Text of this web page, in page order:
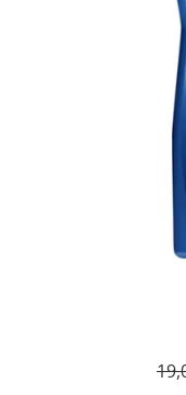
Detergent Pudra
Intretinere Masina de